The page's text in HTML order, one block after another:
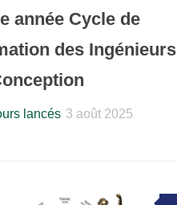
année Cycle de
des Ingénieurs
lancés 3 août 2025